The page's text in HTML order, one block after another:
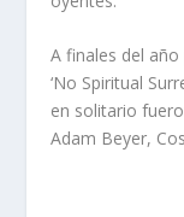
A finales del
‘No Spiritual
en solitario
Adam Beyer,